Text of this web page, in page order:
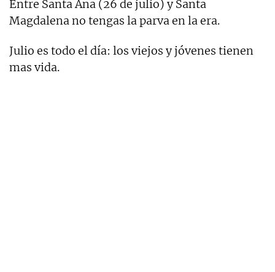
Entre Santa Ana (26 de julio) y Santa
Magdalena no tengas la parva en la era.
Julio es todo el día: los viejos y jóvenes tienen
mas vida.